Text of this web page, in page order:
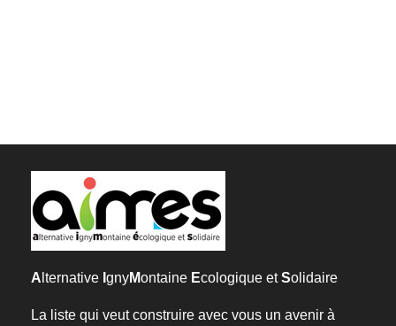
A lternative gnyMontaine Ecologique etSolidaire
La liste qui veut construire avec vous un avenir à